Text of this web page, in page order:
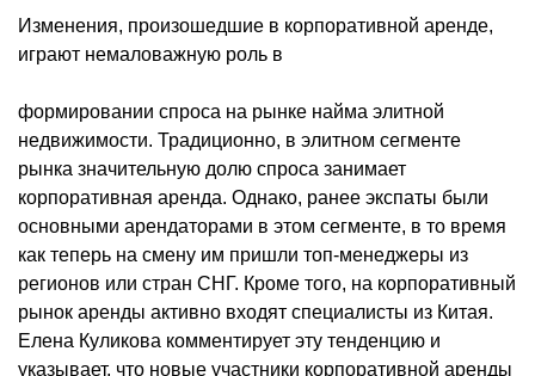
Изменения, произошедшие в корпоративной аренде,
играют немаловажную роль в
формировании спроса на рынке найма элитной
недвижимости. Традиционно, в элитном сегменте
рынка значительную долю спроса занимает
корпоративная аренда. Однако, ранее экспаты были
основными арендаторами в этом сегменте, в то время
как теперь на смену им пришли топ-менеджеры из
регионов или стран СНГ. Кроме того, на корпоративный
рынок аренды активно входят специалисты из Китая.
Елена Куликова комментирует эту тенденцию и
указывает, что новые участники корпоративной аренды